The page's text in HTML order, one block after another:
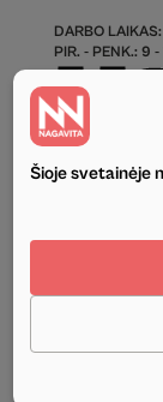
DARBO LAIKAS:
PIR. - PENK.: 9 -
Tekstinis ir
Šioje svetainėje